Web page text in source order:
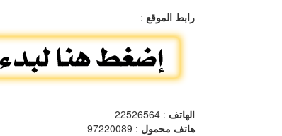
رابط الموقع :
الهاتف : 22526564
هاتف محمول : 97220089